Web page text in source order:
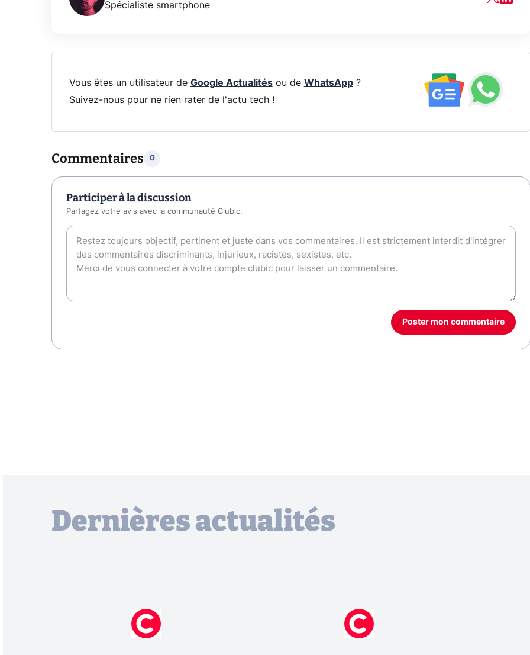
Spécialiste smartphone
Vous êtes un utilisateur de Google Actualitésou de WhatsApp?
Suivez-nous pour ne rien rater de l'actu tech !
Commentaires 0
Participer à la discussion
Partagez votre avis avec la communauté Clubic.
Poster mon commentaire
Dernières actualités